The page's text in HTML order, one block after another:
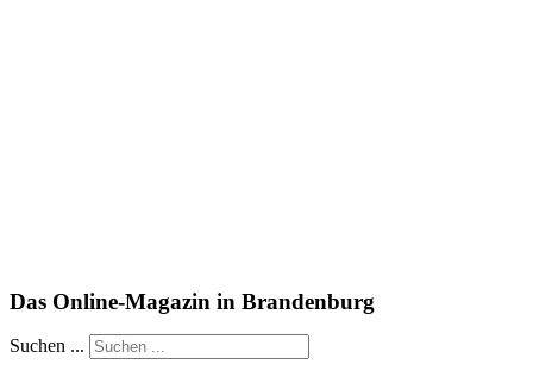
Das Online-Magazin in Brandenburg
Suchen ...